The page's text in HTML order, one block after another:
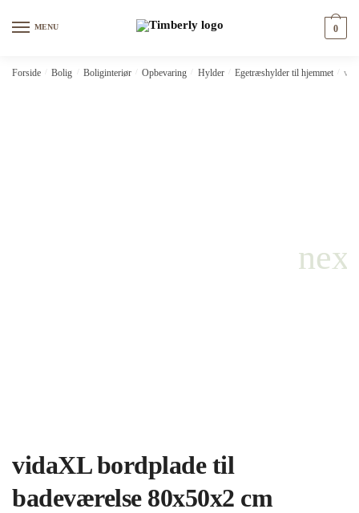
MENU 0
Forside Bolig Boliginteriør Opbevaring Hylder Egetræshylder til hjemmet
vidaXL bordplade til
badeværelse 80x50x2 cm